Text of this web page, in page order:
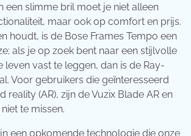
een slimme bril moet je niet alleen
maar ook op comfort en prijs.
houdt, is de Bose Frames Tempo een
als je op zoek bent naar een stijlvolle
leven vast te leggen, dan is de Ray-
Voor gebruikers die geïnteresseerd
reality (AR), zijn de Vuzix Blade AR en
te missen.
een opkomende technologie die onze